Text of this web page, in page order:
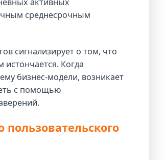
среднесрочным
сигнализирует о том, что
Когда
бизнес-модели, возникает
с помощью